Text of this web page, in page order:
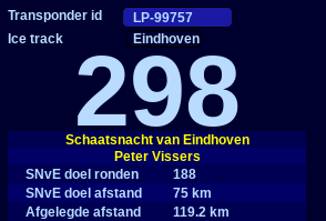
Eindhoven
298
Schaatsnacht van Eindhoven
Peter Vissers
SNvE doel ronden
188
SNvE doel afstand
75 km
Afgelegde afstand
119.2 km